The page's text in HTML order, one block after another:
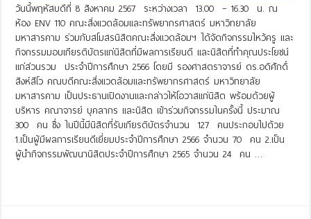
วันนี้พฤหัสบดีที่ 8 สิงหาคม 2567 ระหว่างเวลา 13.00 – 16.30 น. ณ
ห้อง ENV 110 คณะสิ่งแวดล้อมและทรัพยากรศาสตร์ มหาวิทยาลัย
มหาสารคาม ร่วมกับสโมสรนิสิตคณะสิ่งแวดล้อมฯ ได้จัดกิจกรรมไหว้ครู และ
กิจกรรมมอบเกียรติบัตรแก่นิสิตที่มีผลการเรียนดี และนิสิตที่ทำคุณประโยชน์
แก่ส่วนรวม ประจำปีการศึกษา 2566 โดยมี รองศาสตราจารย์ ดร.อดิศักดิ์
สิงห์สีโว คณบดีคณะสิ่งแวดล้อมและทรัพยากรศาสตร์ มหาวิทยาลัย
มหาสารคาม เป็นประธานเปิดงานและกล่าวให้โอวาสแก่นิสิต พร้อมด้วยผู้
บริหาร คณาจารย์ บุคลากร และนิสิต เข้าร่วมกิจกรรมในครั้งนี้ ประมาณ
300 คน ซึ่ง ในปีนี้มีนิสิตที่รับเกียรติบัตรจำนวน 127 คนประกอบไปด้วย
1.เป็นผู้มีผลการเรียนดีเยี่ยมประจำปีการศึกษา 2566 จำนวน 70 คน 2.เป็น
ผู้นำกิจกรรมพัฒนานิสิตประจำปีการศึกษา 2565 จำนวน 24 คน …